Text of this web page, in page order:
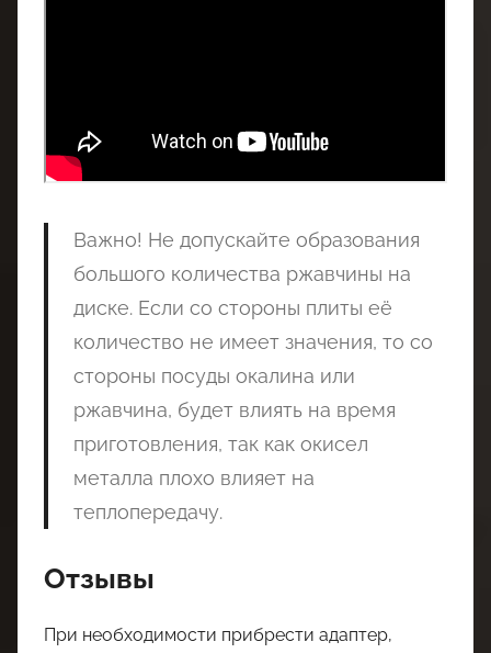
Важно! Не допускайте образования
большого количества ржавчины на
диске. Если со стороны плиты её
количество не имеет значения, то со
стороны посуды окалина или
ржавчина, будет влиять на время
приготовления, так как окисел
металла плохо влияет на
теплопередачу.
Отзывы
При необходимости прибрести адаптер,